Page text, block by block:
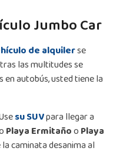
Jumbo Car
de alquilerse
las multitudes se
en autobús, usted tiene la
su SUVpara llegar a
Playa Ermitañoo Playa
caminata desanima al